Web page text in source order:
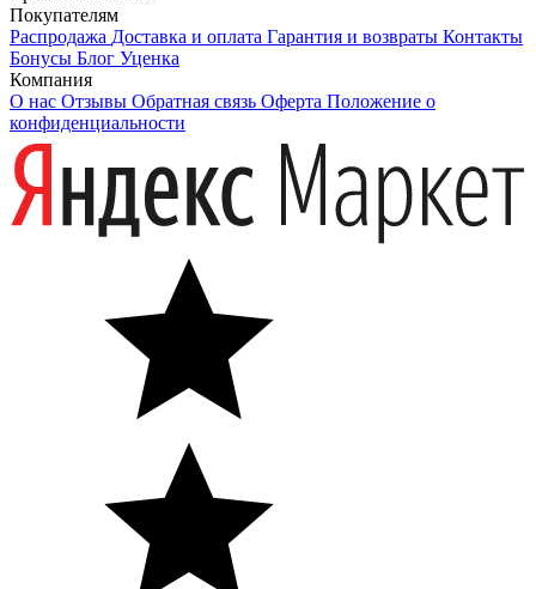
Покупателям
Распродажа Доставка и оплата Гарантия и возвраты Контакты
Бонусы Блог Уценка
Компания
О нас Отзывы Обратная связь Оферта Положение о
конфиденциальности